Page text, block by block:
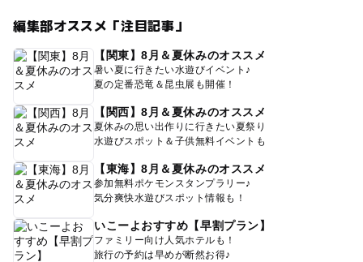
編集部オススメ「注目記事」
【関東】8月＆夏休みのオススメ
暑い夏に行きたい水遊びイベント♪
夏の定番恐竜＆昆虫展も開催！
【関西】8月＆夏休みのオススメ
夏休みの思い出作りに行きたい夏祭り
水遊びスポット＆子供無料イベントも
【東海】8月＆夏休みのオススメ
参加無料ポケモンスタンプラリー♪
気分爽快水遊びスポット情報も！
いこーよおすすめ【早割プラン】
ファミリー向け人気ホテルも！
旅行の予約は早めが断然お得♪